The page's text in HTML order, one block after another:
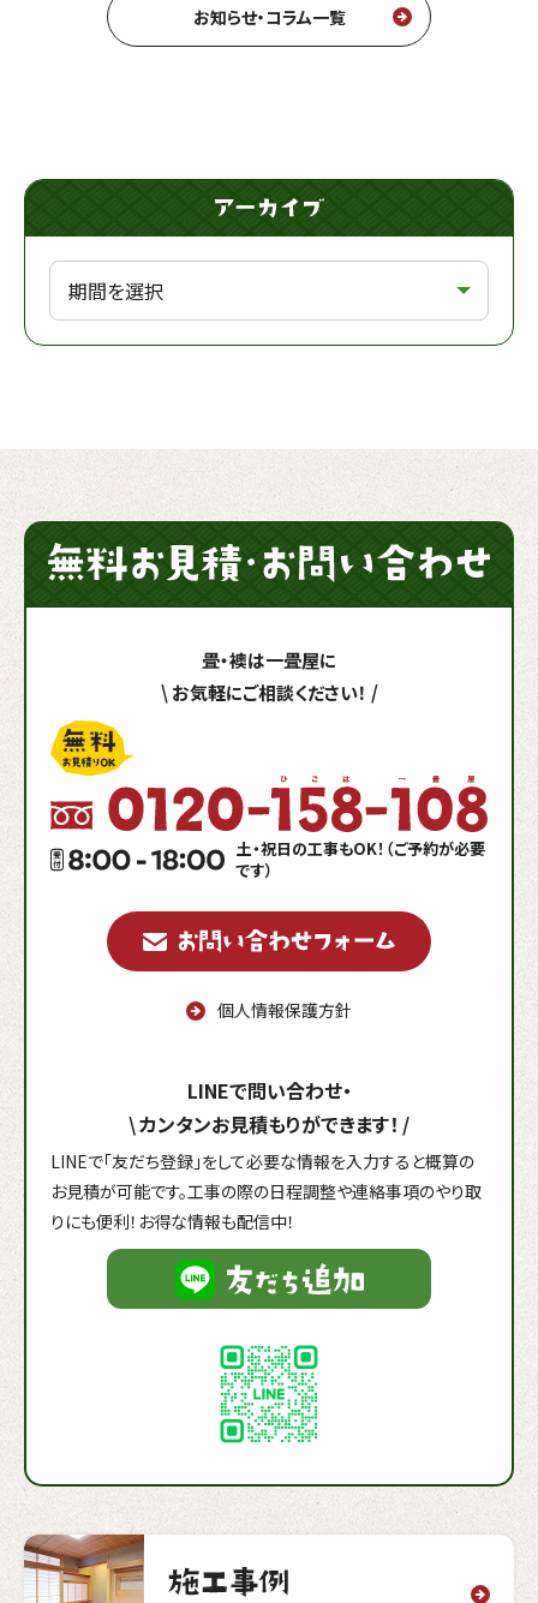
お知らせ・コラム一覧
\
畳・襖は一畳屋に
お気軽にご相談ください！ /
土・祝日の工事もOK！（ご予約が必要
です）
個人情報保護方針
\
LINEで問い合わせ・
カンタンお見積もりができます！ /
LINEで「友だち登録」をして必要な情報を入力すると概算の
お見積が可能です。工事の際の日程調整や連絡事項のやり取
りにも便利！お得な情報も配信中！